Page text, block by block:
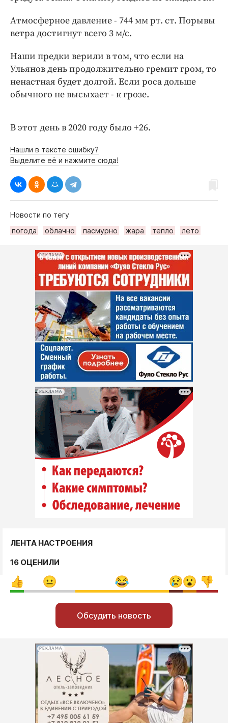
Медиаперсона
Интересное чтиво
Клиника года
Бренд года
Работодатель года
Атмосферное давление - 744 мм рт. ст. Порывы
ветра достигнут всего 3 м/с.
Наши предки верили в том, что если на
Ульянов день продолжительно гремит гром, то
ненастная будет долгой. Если роса дольше
обычного не высыхает - к грозе.
В этот день в 2020 году было +26.
Нашли в тексте ошибку?
Выделите её и нажмите сюда!
Новости по тегу
погода
облачно пасмурно жара тепло лето
РЕКЛАМА
РЕКЛАМА
ЛЕНТА НАСТРОЕНИЯ
16 ОЦЕНИЛИ
Обсудить новость
РЕКЛАМА